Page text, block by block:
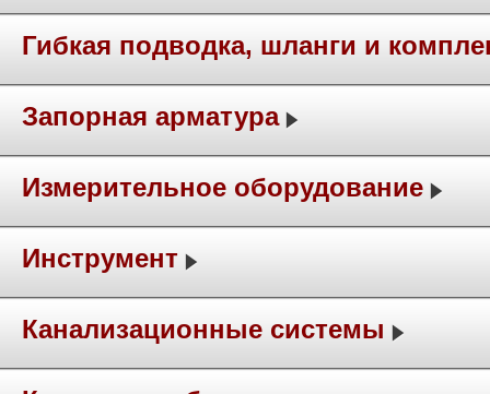
Гибкая подводка, шланги и
Запорная арматура
Измерительное оборудование
Инструмент
Канализационные системы